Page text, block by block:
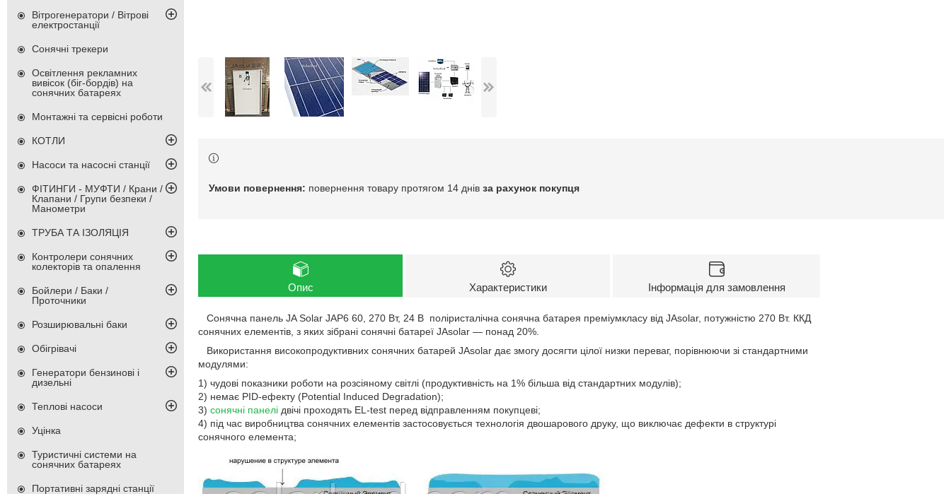
повернення товару протягом 14 днів за рахунок покупця
Опис Характеристики Інформація для замовлення
Сонячна панель JA Solar JAP6 60, 270 Вт, 24 В поліристалічна сонячна батарея преміумкласу від JAsolar, потужністю 270 Вт. ККД
сонячних елементів, з яких зібрані сонячні батареї JAsolar — понад 20%.
Використання високопродуктивних сонячних батарей JAsolar дає змогу досягти цілої низки переваг, порівнюючи зі стандартними
модулями:
1) чудові показники роботи на розсіяному світлі (продуктивність на 1% більша від стандартних модулів);
2) немає PID-ефекту (Potential Induced Degradation);
3) сонячні панелі двічі проходять EL-test перед відправленням покупцеві;
4) під час виробництва сонячних елементів застосовується технологія двошарового друку, що виключає дефекти в структурі
сонячного елемента;
Вітрогенератори / Вітрові
електростанції
Сонячні трекери
Освітлення рекламних
вивісок (біг-бордів) на
сонячних батареях
Монтажні та сервісні роботи
КОТЛИ
Насоси та насосні станції
ФІТИНГИ - МУФТИ / Крани /
Клапани / Групи безпеки /
Манометри
ТРУБА ТА ІЗОЛЯЦІЯ
Контролери сонячних
колекторів та опалення
Бойлери / Баки /
Проточники
Розширювальні баки
Обігрівачі
Генератори бензинові і
дизельні
Теплові насоси
Уцінка
Туристичні системи на
сонячних батареях
Портативні зарядні станції